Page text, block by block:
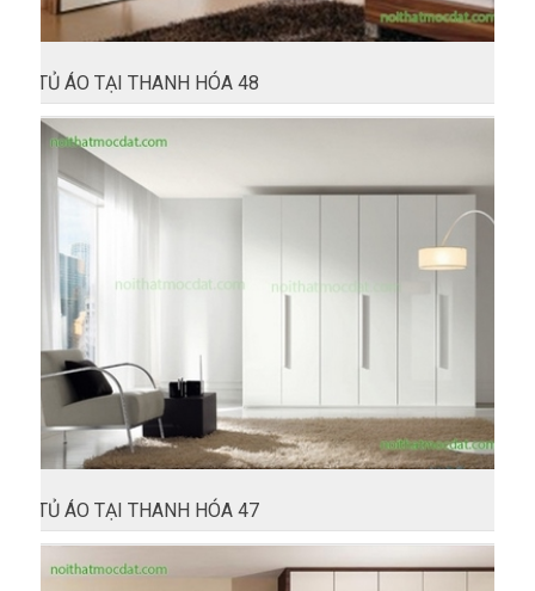
TỦ ÁO TẠI THANH HÓA 48
TỦ ÁO TẠI THANH HÓA 47